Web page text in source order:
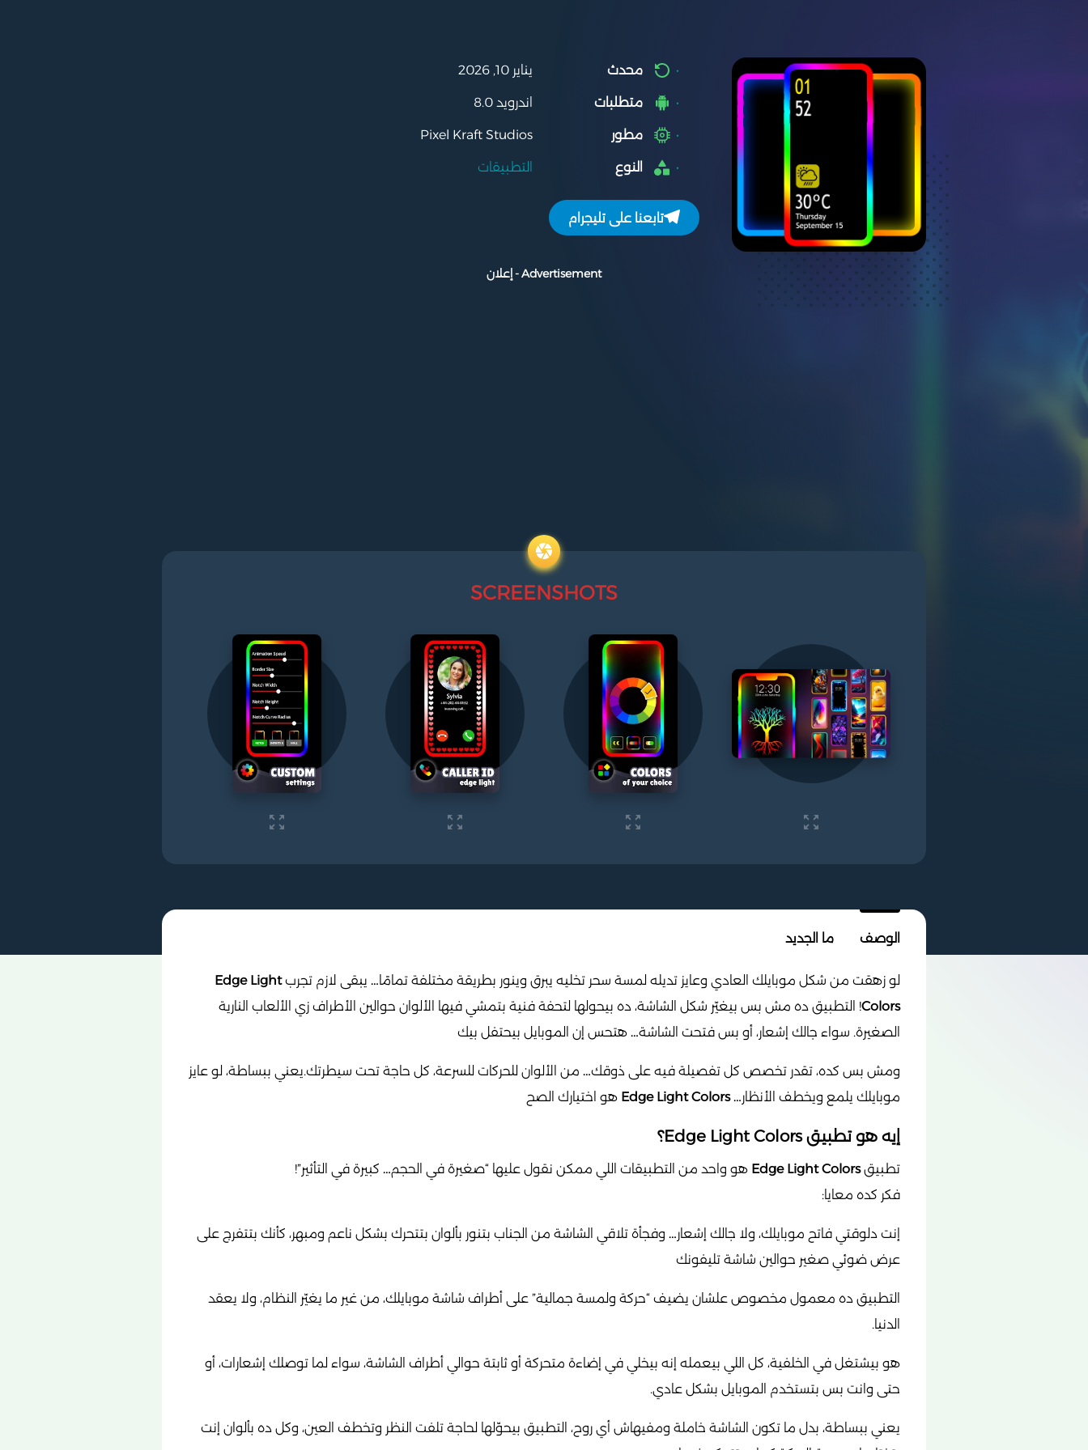
محدث يناير 10, 2026
متطلبات اندرويد 8.0
مطور Pixel Kraft Studios
النوع التطبيقات
تابعنا على تليجرام
Advertisement - إعلان
SCREENSHOTS
الوصف ما الجديد
لو زهقت من شكل موبايلك العادي وعايز تديله لمسة سحر تخليه يبرق وينور بطريقة مختلفة تمامًا… يبقى لازم تجربEdge Light
Colors! التطبيق ده مش بس بيغيّر شكل الشاشة، ده بيحولها لتحفة فنية بتمشي فيها الألوان حوالين الأطراف زي الألعاب النارية
الصغيرة. سواء جالك إشعار، أو بس فتحت الشاشة… هتحس إن الموبايل بيحتفل بيك
ومش بس كده، تقدر تخصص كل تفصيلة فيه على ذوقك… من الألوان للحركات للسرعة، كل حاجة تحت سيطرتك.يعني ببساطة، لو عايز
موبايلك يلمع ويخطف الأنظار…Edge Light Colors هو اختيارك الصح
إيه هو تطبيق Edge Light Colors؟
تطبيقEdge Light Colors هو واحد من التطبيقات اللي ممكن نقول عليها “صغيرة في الحجم… كبيرة في التأثير”!
فكر كده معايا:
إنت دلوقتي فاتح موبايلك، ولا جالك إشعار… وفجأة تلاقي الشاشة من الجناب بتنور بألوان بتتحرك بشكل ناعم ومبهر، كأنك بتتفرج على
عرض ضوئي صغير حوالين شاشة تليفونك
التطبيق ده معمول مخصوص علشان يضيف “حركة ولمسة جمالية” على أطراف شاشة موبايلك، من غير ما يغيّر النظام، ولا يعقد
الدنيا.
هو بيشتغل في الخلفية، كل اللي بيعمله إنه بيخلي في إضاءة متحركة أو ثابتة حوالي أطراف الشاشة، سواء لما توصلك إشعارات، أو
حتى وانت بس بتستخدم الموبايل بشكل عادي.
يعني ببساطة، بدل ما تكون الشاشة خاملة ومفيهاش أي روح، التطبيق بيحوّلها لحاجة تلفت النظر وتخطف العين، وكل ده بألوان إنت